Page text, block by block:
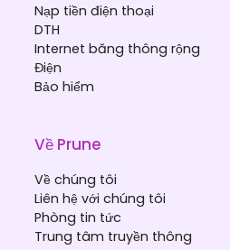
Nạp tiền điện thoại
DTH
Internet băng thông rộng
Điện
Bảo hiểm
Về Prune
Về chúng tôi
Liên hệ với chúng tôi
Phòng tin tức
Trung tâm truyền thông